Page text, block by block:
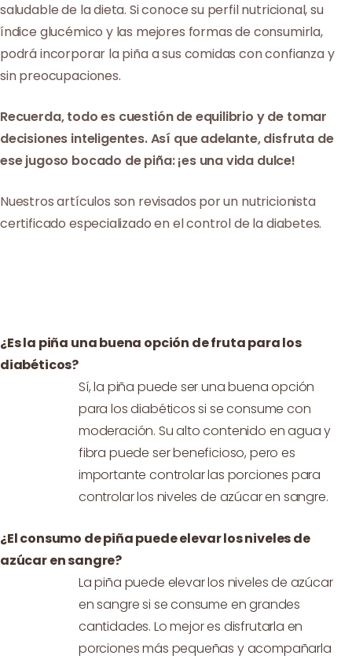
saludable de la dieta. Si conoce su perfil nutricional, su
índice glucémico y las mejores formas de consumirla,
podrá incorporar la piña a sus comidas con confianza y
sin preocupaciones.
Recuerda, todo es cuestión de equilibrio y de tomar
decisiones inteligentes. Así que adelante, disfruta de
ese jugoso bocado de piña: ¡es una vida dulce!
Nuestros artículos son revisados por un nutricionista
certificado especializado en el control de la diabetes.
¿Es la piña una buena opción de fruta para los
diabéticos?
Sí, la piña puede ser una buena opción
para los diabéticos si se consume con
moderación. Su alto contenido en agua y
fibra puede ser beneficioso, pero es
importante controlar las porciones para
controlar los niveles de azúcar en sangre.
¿El consumo de piña puede elevar los niveles de
azúcar en sangre?
La piña puede elevar los niveles de azúcar
en sangre si se consume en grandes
cantidades. Lo mejor es disfrutarla en
porciones más pequeñas y acompañarla